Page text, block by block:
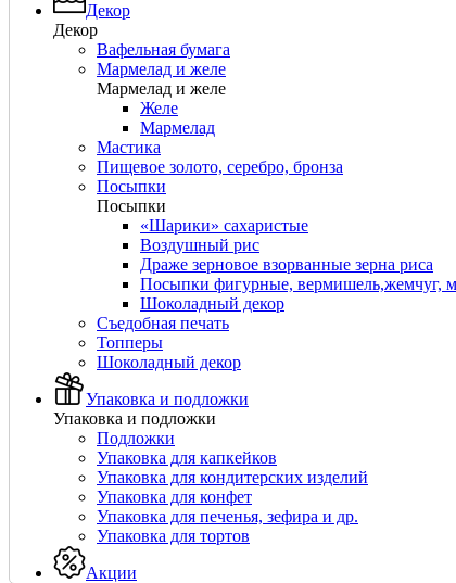
Декор
Декор
Вафельная бумага
Мармелад и желе
Мармелад и желе
Желе
Мармелад
Мастика
Пищевое золото, серебро, бронза
Посыпки
Посыпки
«Шарики» сахаристые
Воздушный рис
Драже зерновое взорванные зерна риса
Посыпки фигурные, вермишель,жемчуг,
Шоколадный декор
Съедобная печать
Топперы
Шоколадный декор
Упаковка и подложки
Упаковка и подложки
Подложки
Упаковка для капкейков
Упаковка для кондитерских изделий
Упаковка для конфет
Упаковка для печенья, зефира и др.
Упаковка для тортов
Акции